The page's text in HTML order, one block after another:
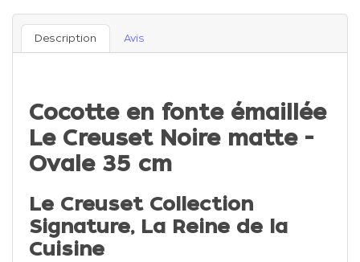
Description Avis
Cocotte en fonte émaillée
Le Creuset Noire matte -
Ovale 35 cm
Le Creuset Collection
Signature, La Reine de la
Cuisine